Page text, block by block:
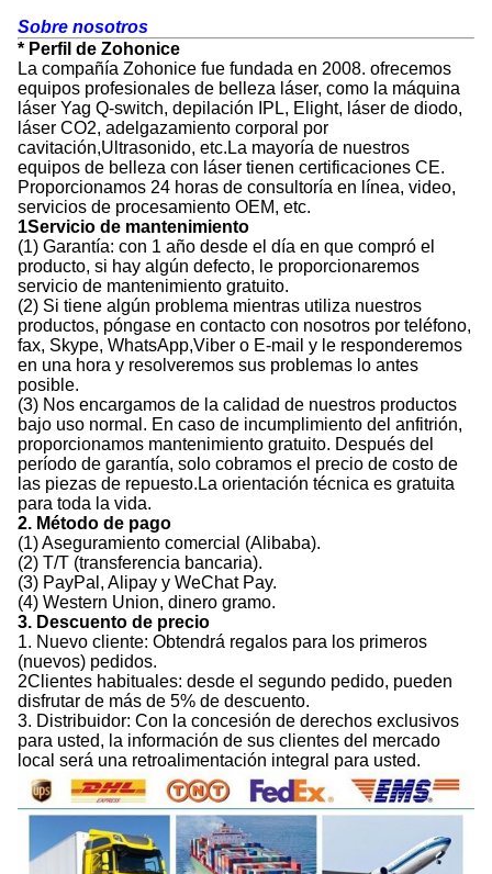
Sobre nosotros
* Perfil de Zohonice
La compañía Zohonice fue fundada en 2008. ofrecemos
equipos profesionales de belleza láser, como la máquina
láser Yag Q-switch, depilación IPL, Elight, láser de diodo,
láser CO2, adelgazamiento corporal por
cavitación,Ultrasonido, etc.La mayoría de nuestros
equipos de belleza con láser tienen certificaciones CE.
Proporcionamos 24 horas de consultoría en línea, video,
servicios de procesamiento OEM, etc.
1Servicio de mantenimiento
(1) Garantía: con 1 año desde el día en que compró el
producto, si hay algún defecto, le proporcionaremos
servicio de mantenimiento gratuito.
(2) Si tiene algún problema mientras utiliza nuestros
productos, póngase en contacto con nosotros por teléfono,
fax, Skype, WhatsApp,Viber o E-mail y le responderemos
en una hora y resolveremos sus problemas lo antes
posible.
(3) Nos encargamos de la calidad de nuestros productos
bajo uso normal. En caso de incumplimiento del anfitrión,
proporcionamos mantenimiento gratuito. Después del
período de garantía, solo cobramos el precio de costo de
las piezas de repuesto.La orientación técnica es gratuita
para toda la vida.
2. Método de pago
(1) Aseguramiento comercial (Alibaba).
(2) T/T (transferencia bancaria).
(3) PayPal, Alipay y WeChat Pay.
(4) Western Union, dinero gramo.
3. Descuento de precio
1. Nuevo cliente: Obtendrá regalos para los primeros
(nuevos) pedidos.
2Clientes habituales: desde el segundo pedido, pueden
disfrutar de más de 5% de descuento.
3. Distribuidor: Con la concesión de derechos exclusivos
para usted, la información de sus clientes del mercado
local será una retroalimentación integral para usted.